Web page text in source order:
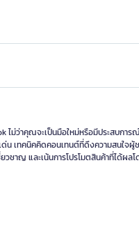
ไม่ว่าคุณจะเป็นมือใหม่หรือมีประสบกา
น เทคนิคคิดคอนเทนต์ที่ดึงความสนใจผู้
ชาญ และเน้นการโปรโมตสินค้าที่ได้ผล